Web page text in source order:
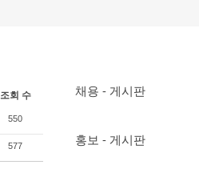
채용 - 게시판
홍보 - 게시판
조회 수
550
577